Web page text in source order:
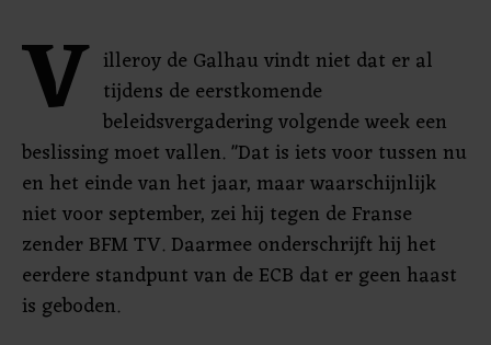
V illeroy de Galhau vindt niet dat er al
tijdens de eerstkomende
beleidsvergadering volgende week een
beslissing moet vallen. "Dat is iets voor tussen nu
en het einde van het jaar, maar waarschijnlijk
niet voor september, zei hij tegen de Franse
zender BFM TV. Daarmee onderschrijft hij het
eerdere standpunt van de ECB dat er geen haast
is geboden.